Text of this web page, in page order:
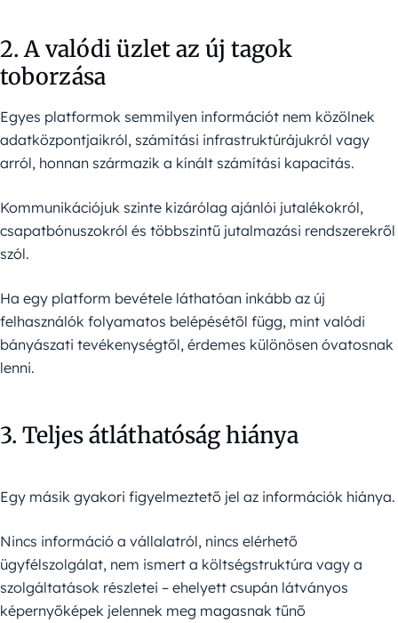
2. A valódi üzlet az új tagok
toborzása
Egyes platformok semmilyen információt nem közölnek
adatközpontjaikról, számítási infrastruktúrájukról vagy
arról, honnan származik a kínált számítási kapacitás.
Kommunikációjuk szinte kizárólag ajánlói jutalékokról,
csapatbónuszokról és többszintű jutalmazási rendszerekről
szól.
Ha egy platform bevétele láthatóan inkább az új
felhasználók folyamatos belépésétől függ, mint valódi
bányászati tevékenységtől, érdemes különösen óvatosnak
lenni.
3. Teljes átláthatóság hiánya
Egy másik gyakori figyelmeztető jel az információk hiánya.
Nincs információ a vállalatról, nincs elérhető
ügyfélszolgálat, nem ismert a költségstruktúra vagy a
szolgáltatások részletei – ehelyett csupán látványos
képernyőképek jelennek meg magasnak tűnő